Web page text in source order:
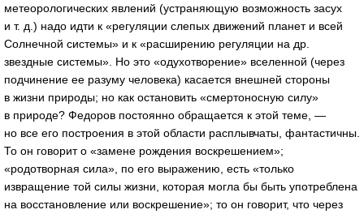
метеорологических явлений (устраняющую возможность засух
и т. д.) надо идти к «регуляции слепых движений планет и всей
Солнечной системы» и к «расширению регуляции на др.
звездные системы». Но это «одухотворение» вселенной (через
подчинение ее разуму человека) касается внешней стороны
в жизни природы; но как остановить «смертоносную силу»
в природе? Федоров постоянно обращается к этой теме, —
но все его построения в этой области расплывчаты, фантастичны.
То он говорит о «замене рождения воскрешением»;
«родотворная сила», по его выражению, есть «только
извращение той силы жизни, которая могла бы быть употреблена
на восстановление или воскрешение»; то он говорит, что через